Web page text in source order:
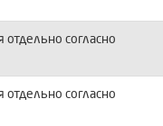
отдельно согласно
отдельно согласно